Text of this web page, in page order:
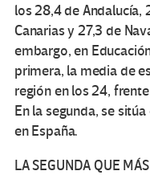
los 28,4 de Andalucía,
Canarias y 27,3 de
embargo, en
primera, la media de
región en los 24,
En la segunda, se
en España.
LA SEGUNDA QUE